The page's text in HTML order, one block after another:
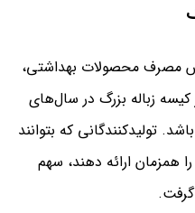
مصرف محصولات بهداشتی،
زباله بزرگ در سال‌های
تولیدکنندگانی که بتوانند
همزمان ارائه دهند، سهم
گرفت.